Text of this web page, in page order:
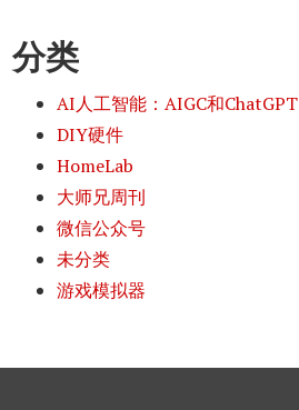
分类
AI人工智能：AIGC和ChatGPT
DIY硬件
HomeLab
大师兄周刊
微信公众号
未分类
游戏模拟器